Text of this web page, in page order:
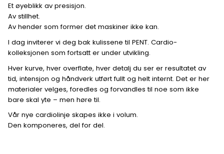
Et øyeblikk av presisjon.
Av stillhet.
Av hender som former det maskiner ikke kan.
I dag inviterer vi deg bak kulissene til PENT. Cardio-
kolleksjonen som fortsatt er under utvikling.
Hver kurve, hver overflate, hver detalj du ser er resultatet av
tid, intensjon og håndverk utført fullt og helt internt. Det er her
materialer velges, foredles og forvandles til noe som ikke
bare skal yte – men høre til.
Vår nye cardiolinje skapes ikke i volum.
Den komponeres, del for del.